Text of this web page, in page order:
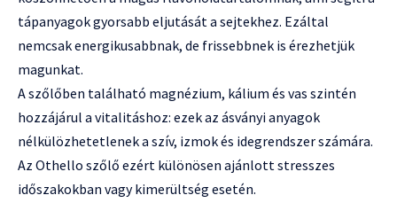
tápanyagok gyorsabb eljutását a sejtekhez. Ezáltal
nemcsak energikusabbnak, de frissebbnek is érezhetjük
magunkat.
A szőlőben található magnézium, kálium és vas szintén
hozzájárul a vitalitáshoz: ezek az ásványi anyagok
nélkülözhetetlenek a szív, izmok és idegrendszer számára.
Az Othello szőlő ezért különösen ajánlott stresszes
időszakokban vagy kimerültség esetén.